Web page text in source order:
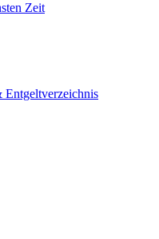
Zeit
Entgeltverzeichnis